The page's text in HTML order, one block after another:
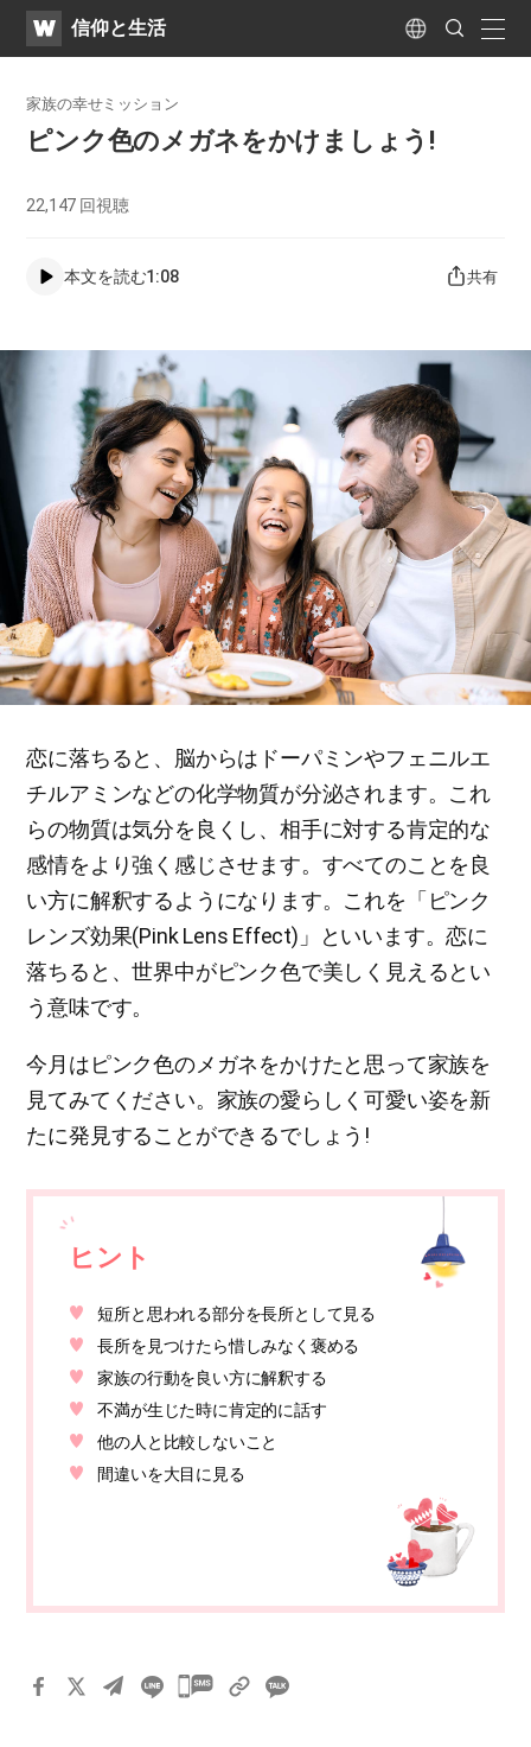
WATV​信仰と生活 Language
Search
Submit
家族の幸せミッション
ピンク色のメガネをかけましょう!
22,147 回視聴
本文を読む1:08 共有
恋に落ちると、脳からはドーパミンやフェニルエ
チルアミンなどの化学物質が分泌されます。これ
らの物質は気分を良くし、相手に対する肯定的な
感情をより強く感じさせます。すべてのことを良
い方に解釈するようになります。これを「ピンク
レンズ効果(Pink Lens Effect)」といいます。恋に
落ちると、世界中がピンク色で美しく見えるとい
う意味です。
今月はピンク色のメガネをかけたと思って家族を
見てみてください。家族の愛らしく可愛い姿を新
たに発見することができるでしょう!
ヒント
短所と思われる部分を長所として見る
長所を見つけたら惜しみなく褒める
家族の行動を良い方に解釈する
不満が生じた時に肯定的に話す
他の人と比較しないこと
間違いを大目に見る
카